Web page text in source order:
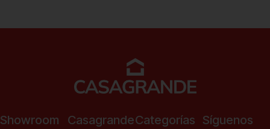
Showroom CasagrandeCategorías Síguenos